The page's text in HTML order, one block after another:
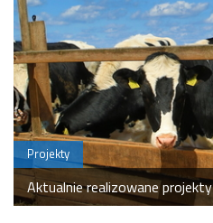
Projekty
Aktualnie realizowane projekty